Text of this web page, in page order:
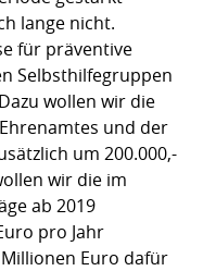
lange nicht.
für präventive
Selbsthilfegruppen
wollen wir die
und der
um 200.000,-
wir die im
ab 2019
pro Jahr
Euro dafür